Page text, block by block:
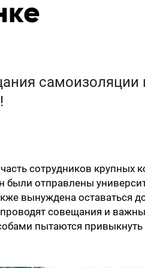
сотрудников
были отправлены
вынуждена оставаться
совещания и
пытаются привыкнуть